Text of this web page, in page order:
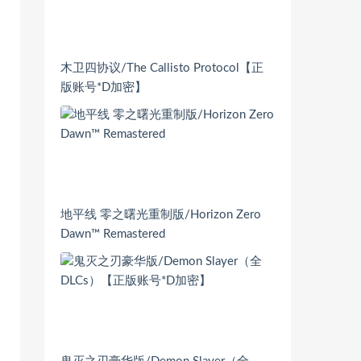
木卫四协议/The Callisto Protocol【正
版账号*D加密】
地平线 零之曙光重制版/Horizon Zero
Dawn™ Remastered